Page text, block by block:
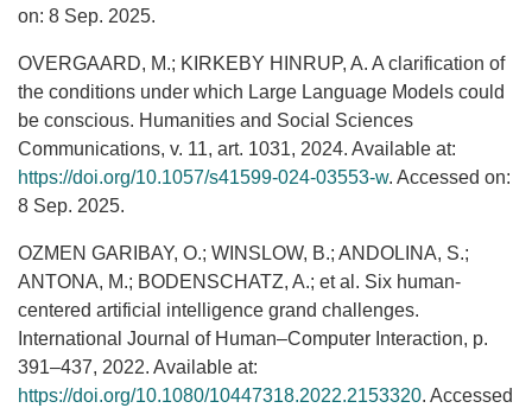
on: 8 Sep. 2025.
OVERGAARD, M.; KIRKEBY HINRUP, A. A clarification of
the conditions under which Large Language Models could
be conscious. Humanities and Social Sciences
Communications, v. 11, art. 1031, 2024. Available at:
https://doi.org/10.1057/s41599-024-03553-w. Accessed on:
8 Sep. 2025.
OZMEN GARIBAY, O.; WINSLOW, B.; ANDOLINA, S.;
ANTONA, M.; BODENSCHATZ, A.; et al. Six human-
centered artificial intelligence grand challenges.
International Journal of Human–Computer Interaction, p.
391–437, 2022. Available at:
https://doi.org/10.1080/10447318.2022.2153320. Accessed